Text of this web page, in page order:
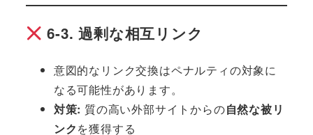
6-3. 過剰な相互リンク
意図的なリンク交換はペナルティの対象に
なる可能性があります。
対策: 質の高い外部サイトからの自然な被リ
ンクを獲得する